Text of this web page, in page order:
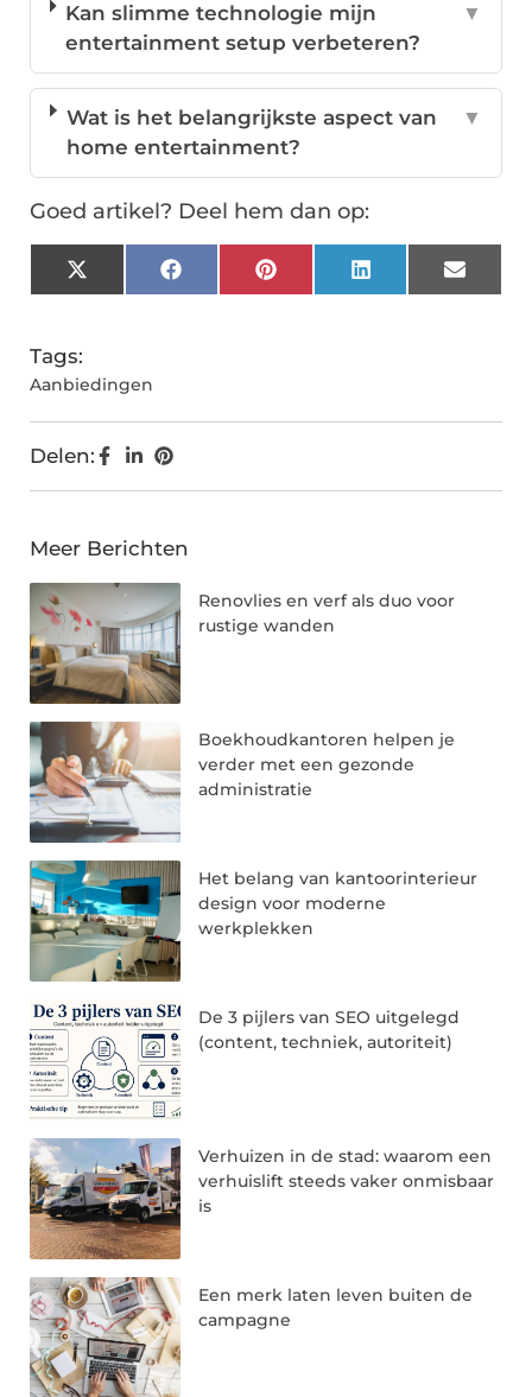
Kan slimme technologie mijn
entertainment setup verbeteren?
▼
Wat is het belangrijkste aspect van
home entertainment?
▼
Goed artikel? Deel hem dan op:
X
(Twitter)
FacebookPinterestLinkedInEmail
Tags:
Aanbiedingen
Delen:
Meer Berichten
Renovlies en verf als duo voor
rustige wanden
Boekhoudkantoren helpen je
verder met een gezonde
administratie
Het belang van kantoorinterieur
design voor moderne
werkplekken
De 3 pijlers van SEO uitgelegd
(content, techniek, autoriteit)
Verhuizen in de stad: waarom een
verhuislift steeds vaker onmisbaar
is
Een merk laten leven buiten de
campagne